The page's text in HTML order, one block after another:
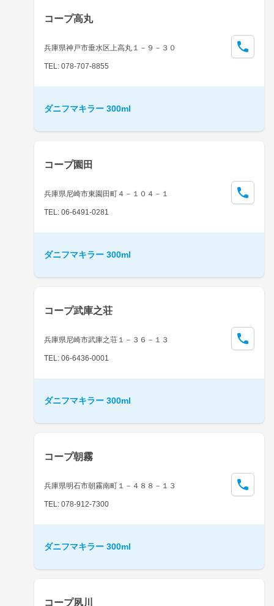
コープ高丸
兵庫県神戸市垂水区上高丸１－９－３０
TEL: 078-707-8855
ダニフマキラー 300ml
コープ園田
兵庫県尼崎市東園田町４－１０４－１
TEL: 06-6491-0281
ダニフマキラー 300ml
コープ武庫之荘
兵庫県尼崎市武庫之荘１－３６－１３
TEL: 06-6436-0001
ダニフマキラー 300ml
コープ朝霧
兵庫県明石市朝霧南町１－４８８－１３
TEL: 078-912-7300
ダニフマキラー 300ml
コープ夙川